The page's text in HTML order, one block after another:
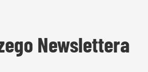
Newslettera